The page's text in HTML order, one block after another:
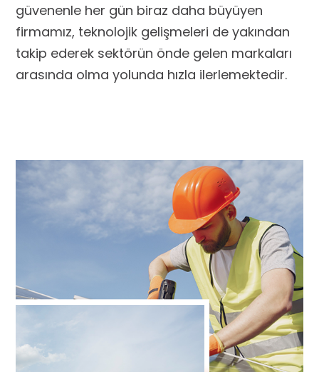
güvenenle her gün biraz daha büyüyen
firmamız, teknolojik gelişmeleri de yakından
takip ederek sektörün önde gelen markaları
arasında olma yolunda hızla ilerlemektedir.